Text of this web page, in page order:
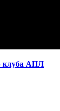
клуба АПЛ